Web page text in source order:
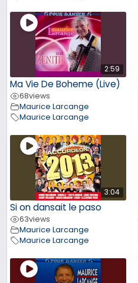
2:59
Ma Vie De Boheme (Live)
68views
Maurice Larcange
Maurice Larcange
3:04
Si on dansait le paso
63views
Maurice Larcange
Maurice Larcange